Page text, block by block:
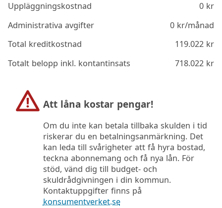
Uppläggningskostnad
0kr
Administrativa avgifter
0kr/månad
Total kreditkostnad
119.022kr
Totalt belopp inkl. kontantinsats
718.022kr
Att låna kostar pengar!
Om du inte kan betala tillbaka skulden i tid
riskerar du en betalningsanmärkning. Det
kan leda till svårigheter att få hyra bostad,
teckna abonnemang och få nya lån. För
stöd, vänd dig till budget- och
skuldrådgivningen i din kommun.
Kontaktuppgifter finns på
konsumentverket.se